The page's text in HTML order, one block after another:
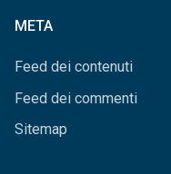
META
Feed dei contenuti
Feed dei commenti
Sitemap